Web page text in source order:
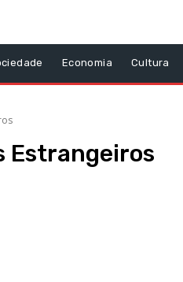
Economia Cultura
Estrangeiros